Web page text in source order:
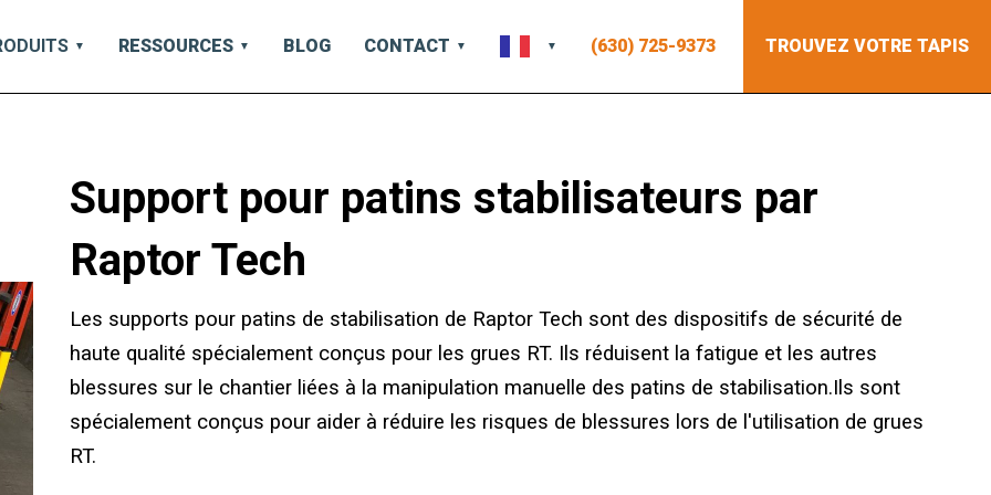
RESSOURCES BLOG CONTACT (630) 725-9373 TROUVEZ VOTRE TAPIS
Support pour patins stabilisateurs par
Raptor Tech
Les supports pour patins de stabilisation de Raptor Tech sont des dispositifs de sécurité de
haute qualité spécialement conçus pour les grues RT. Ils réduisent la fatigue et les autres
blessures sur le chantier liées à la manipulation manuelle des patins de stabilisation.Ils sont
spécialement conçus pour aider à réduire les risques de blessures lors de l'utilisation de grues
RT.